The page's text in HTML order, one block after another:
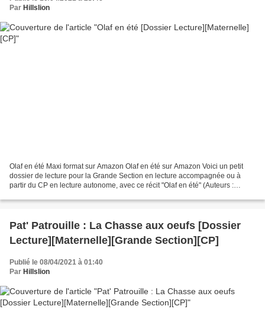
Par Hillslion
Olaf en été Maxi format sur Amazon Olaf en été sur Amazon Voici un petit
dossier de lecture pour la Grande Section en lecture accompagnée ou à
partir du CP en lecture autonome, avec ce récit "Olaf en été" (Auteurs :
Pat' Patrouille : La Chasse aux oeufs [Dossier
Lecture][Maternelle][Grande Section][CP]
Publié le 08/04/2021 à 01:40
Par Hillslion